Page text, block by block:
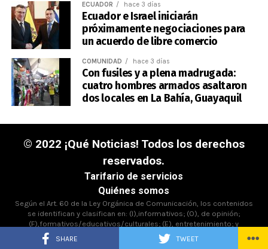
SHARE TWEET
ECUADOR hace 3 días
Ecuador e Israel iniciarán
próximamente negociaciones para
un acuerdo de libre comercio
COMUNIDAD hace 3 días
Con fusiles y a plena madrugada:
cuatro hombres armados asaltaron
dos locales en La Bahía, Guayaquil
© 2022 ¡Qué Noticias! Todos los derechos
reservados.
Tarifario de servicios
Quiénes somos
Según el Art. 60 de la Ley Orgánica de Comunicación, los contenidos
se identifican y clasifican en: (I),informativos; (O), de opinión;
(F),formativos/educativos/culturales; (E), entretenimiento; y
(D),deportivos.